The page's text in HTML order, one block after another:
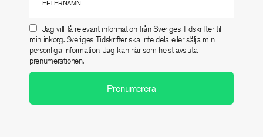
Jag vill få relevant information från Sveriges Tidskrifter till
min inkorg. Sveriges Tidskrifter ska inte dela eller sälja min
personliga information. Jag kan när som helst avsluta
prenumerationen.